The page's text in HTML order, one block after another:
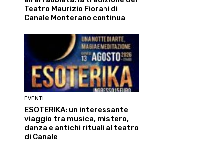
Teatro Maurizio Fiorani di
Canale Monterano continua
EVENTI
ESOTERIKA: un interessante
viaggio tra musica, mistero,
danza e antichi rituali al teatro
di Canale